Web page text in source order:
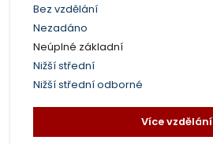
Bez vzdělání
Nezadáno
Neúplné základní
Nižší střední
Nižší střední odborné
Více vzdělání